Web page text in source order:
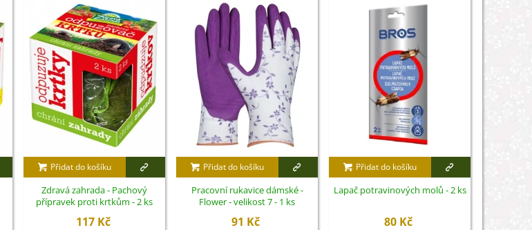
Přidat do košíku
Zdravá zahrada - Pachový
přípravek proti krtkům - 2 ks
117 Kč
Přidat do košíku
Pracovní rukavice dámské -
Flower - velikost 7 - 1 ks
91 Kč
Přidat do košíku
Lapač potravinových molů - 2 ks
80 Kč